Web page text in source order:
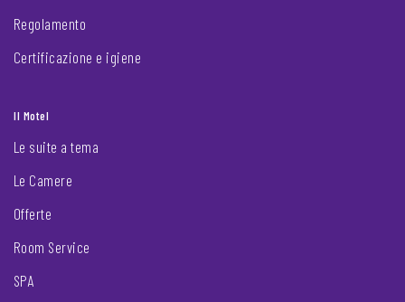
Regolamento
Certificazione e igiene
Il Motel
Le suite a tema
Le Camere
Offerte
Room Service
SPA